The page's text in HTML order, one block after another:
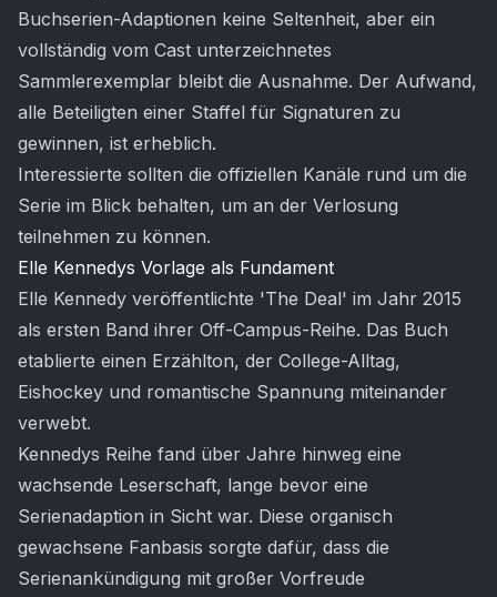
Buchserien-Adaptionen keine Seltenheit, aber ein
vollständig vom Cast unterzeichnetes
Sammlerexemplar bleibt die Ausnahme. Der Aufwand,
alle Beteiligten einer Staffel für Signaturen zu
gewinnen, ist erheblich.
Interessierte sollten die offiziellen Kanäle rund um die
Serie im Blick behalten, um an der Verlosung
teilnehmen zu können.
Elle Kennedys Vorlage als Fundament
Elle Kennedy veröffentlichte 'The Deal' im Jahr 2015
als ersten Band ihrer Off-Campus-Reihe. Das Buch
etablierte einen Erzählton, der College-Alltag,
Eishockey und romantische Spannung miteinander
verwebt.
Kennedys Reihe fand über Jahre hinweg eine
wachsende Leserschaft, lange bevor eine
Serienadaption in Sicht war. Diese organisch
gewachsene Fanbasis sorgte dafür, dass die
Serienankündigung mit großer Vorfreude